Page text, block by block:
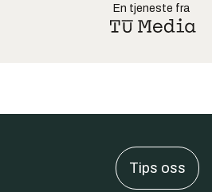
En tjeneste fra
Tips oss